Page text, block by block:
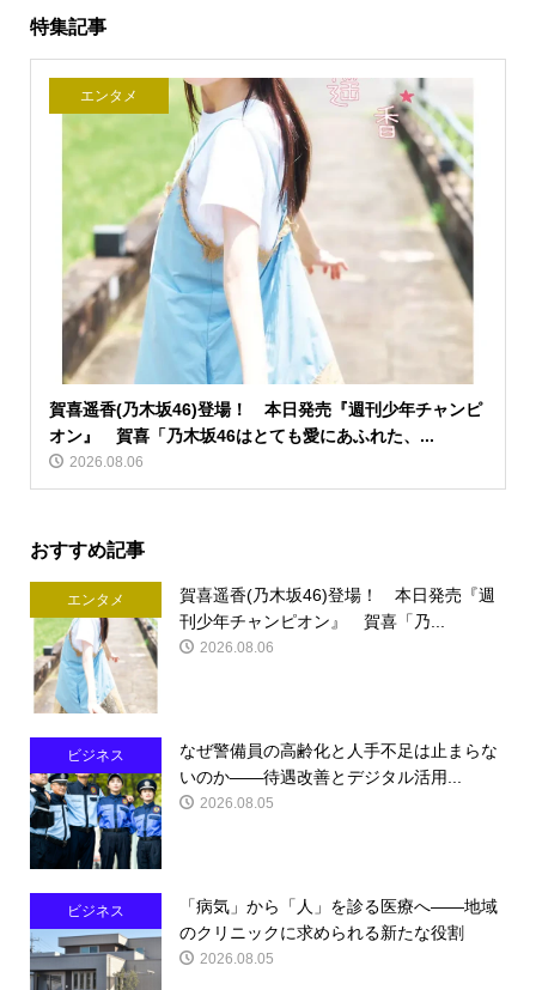
特集記事
エンタメ
賀喜遥香(乃木坂46)登場！ 本日発売『週刊少年チャンピ
オン』 賀喜「乃木坂46はとても愛にあふれた、...
2026.08.06
おすすめ記事
エンタメ
賀喜遥香(乃木坂46)登場！ 本日発売『週
刊少年チャンピオン』 賀喜「乃...
2026.08.06
ビジネス
なぜ警備員の高齢化と人手不足は止まらな
いのか――待遇改善とデジタル活用...
2026.08.05
ビジネス
「病気」から「人」を診る医療へ――地域
のクリニックに求められる新たな役割
2026.08.05